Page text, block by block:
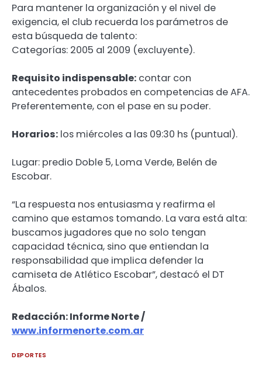
Para mantener la organización y el nivel de
exigencia, el club recuerda los parámetros de
esta búsqueda de talento:
Categorías: 2005 al 2009 (excluyente).
Requisito indispensable: contar con
antecedentes probados en competencias de AFA.
Preferentemente, con el pase en su poder.
Horarios: los miércoles a las 09:30 hs (puntual).
Lugar: predio Doble 5, Loma Verde, Belén de
Escobar.
“La respuesta nos entusiasma y reafirma el
camino que estamos tomando. La vara está alta:
buscamos jugadores que no solo tengan
capacidad técnica, sino que entiendan la
responsabilidad que implica defender la
camiseta de Atlético Escobar”, destacó el DT
Ábalos.
Redacción: Informe Norte /
www.informenorte.com.ar
DEPORTES